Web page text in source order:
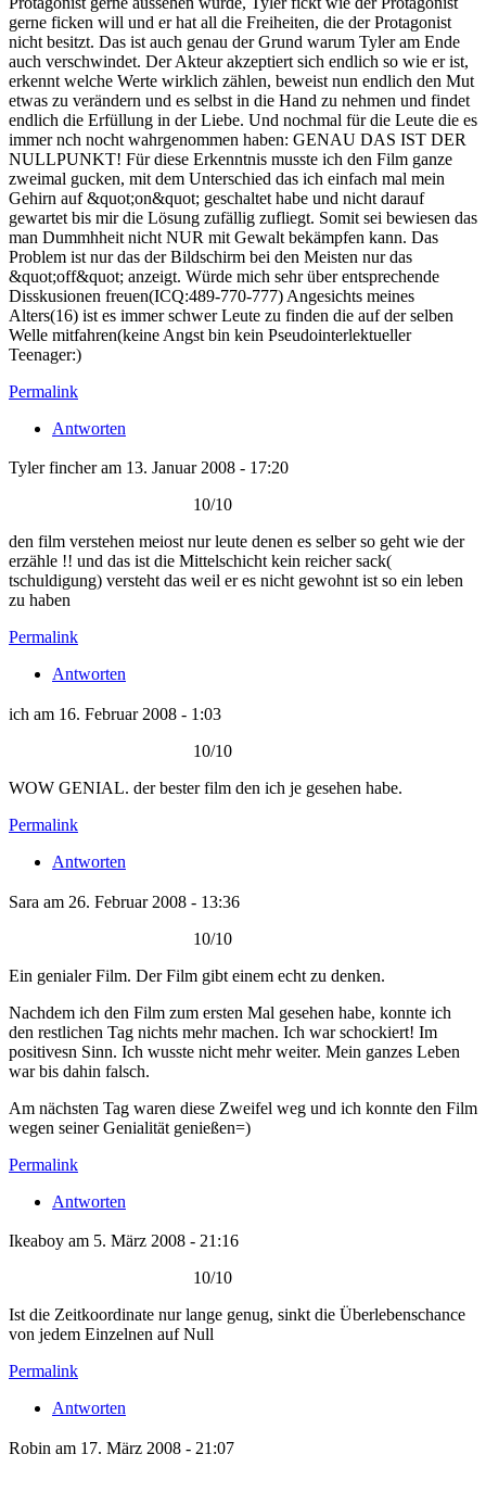
gerne ficken will und er hat all die Freiheiten, die der Protagonist
nicht besitzt. Das ist auch genau der Grund warum Tyler am Ende
auch verschwindet. Der Akteur akzeptiert sich endlich so wie er ist,
erkennt welche Werte wirklich zählen, beweist nun endlich den Mut
etwas zu verändern und es selbst in die Hand zu nehmen und findet
endlich die Erfüllung in der Liebe. Und nochmal für die Leute die es
immer nch nocht wahrgenommen haben: GENAU DAS IST DER
NULLPUNKT! Für diese Erkenntnis musste ich den Film ganze
zweimal gucken, mit dem Unterschied das ich einfach mal mein
Gehirn auf &quot;on&quot; geschaltet habe und nicht darauf
gewartet bis mir die Lösung zufällig zufliegt. Somit sei bewiesen das
man Dummhheit nicht NUR mit Gewalt bekämpfen kann. Das
Problem ist nur das der Bildschirm bei den Meisten nur das
&quot;off&quot; anzeigt. Würde mich sehr über entsprechende
Disskusionen freuen(ICQ:489-770-777) Angesichts meines
Alters(16) ist es immer schwer Leute zu finden die auf der selben
Welle mitfahren(keine Angst bin kein Pseudointerlektueller
Teenager:)
Permalink
Antworten
Tyler fincher am 13. Januar 2008 - 17:20
10/10
den film verstehen meiost nur leute denen es selber so geht wie der
erzähle !! und das ist die Mittelschicht kein reicher sack(
tschuldigung) versteht das weil er es nicht gewohnt ist so ein leben
zu haben
Permalink
Antworten
ich am 16. Februar 2008 - 1:03
10/10
WOW GENIAL. der bester film den ich je gesehen habe.
Permalink
Antworten
Sara am 26. Februar 2008 - 13:36
10/10
Ein genialer Film. Der Film gibt einem echt zu denken.
Nachdem ich den Film zum ersten Mal gesehen habe, konnte ich
den restlichen Tag nichts mehr machen. Ich war schockiert! Im
positivesn Sinn. Ich wusste nicht mehr weiter. Mein ganzes Leben
war bis dahin falsch.
Am nächsten Tag waren diese Zweifel weg und ich konnte den Film
wegen seiner Genialität genießen=)
Permalink
Antworten
Ikeaboy am 5. März 2008 - 21:16
10/10
Ist die Zeitkoordinate nur lange genug, sinkt die Überlebenschance
von jedem Einzelnen auf Null
Permalink
Antworten
Robin am 17. März 2008 - 21:07